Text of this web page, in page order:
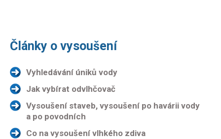
Články o vysoušení
Vyhledávání úniků vody
Jak vybírat odvlhčovač
Vysoušení staveb, vysoušení po havárii vody
a po povodních
Co na vysoušení vlhkého zdiva